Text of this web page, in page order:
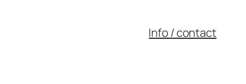
Info / contact